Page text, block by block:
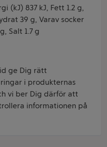
(kJ) 837 kJ, Fett 1.2 g,
39 g, Varav socker
Salt 1.7 g
ge Dig rätt
i produkternas
vi ber Dig därför att
informationen på